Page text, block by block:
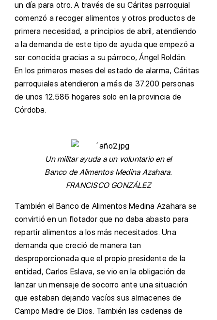
un día para otro. A través de su Cáritas parroquial
comenzó a recoger alimentos y otros productos de
primera necesidad, a principios de abril, atendiendo
a la demanda de este tipo de ayuda que empezó a
ser conocida gracias a su párroco, Ángel Roldán.
En los primeros meses del estado de alarma, Cáritas
parroquiales atendieron a más de 37.200 personas
de unos 12.586 hogares solo en la provincia de
Córdoba.
Un militar ayuda a un voluntario en el
Banco de Alimentos Medina Azahara.
FRANCISCO GONZÁLEZ
También el Banco de Alimentos Medina Azahara se
convirtió en un flotador que no daba abasto para
repartir alimentos a los más necesitados. Una
demanda que creció de manera tan
desproporcionada que el propio presidente de la
entidad, Carlos Eslava, se vio en la obligación de
lanzar un mensaje de socorro ante una situación
que estaban dejando vacíos sus almacenes de
Campo Madre de Dios. También las cadenas de